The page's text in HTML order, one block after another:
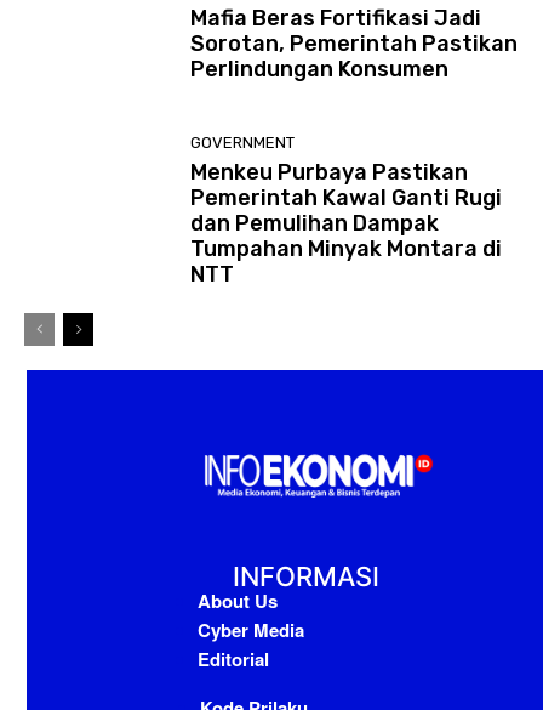
Mafia Beras Fortifikasi Jadi
Sorotan, Pemerintah Pastikan
Perlindungan Konsumen
GOVERNMENT
Menkeu Purbaya Pastikan
Pemerintah Kawal Ganti Rugi
dan Pemulihan Dampak
Tumpahan Minyak Montara di
NTT
INFORMASI
About Us
Cyber Media
Editorial